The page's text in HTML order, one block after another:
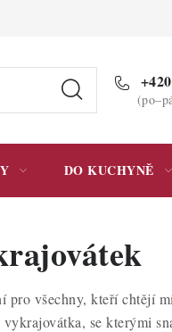
Podmínky
DO KUCHYNĚ
pro všechny, kteří chtějí
se kterými